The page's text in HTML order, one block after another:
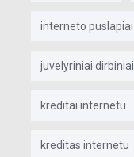
interneto puslapiai
juvelyriniai dirbiniai
kreditai internetu
kreditas internetu